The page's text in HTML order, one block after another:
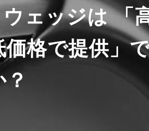
ェッジは 「
格で提供」